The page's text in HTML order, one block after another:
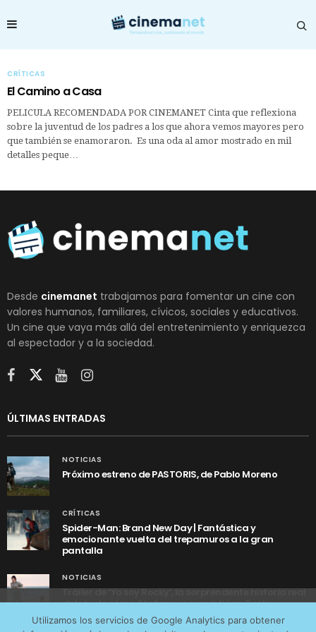
CRÍTICAS
El Camino a Casa
PELICULA RECOMENDADA POR CINEMANET Cinta que reflexiona
sobre la juventud de los padres a los que ahora vemos mayores pero
que también se enamoraron. Es una oda al amor mostrado en mil
detalles peque…
Desde cinemanet trabajamos para fomentar un cine con
valores humanos, familiares, cívicos, sociales y educativos.
Un cine que vaya más allá del entretenimiento y enriquezca
al espectador y a la sociedad.
ÚLTIMAS ENTRADAS
NOTICIAS
Próximo estreno de PASTORIS, de Pablo Moreno
CRÍTICAS
Spider-Man: Brand New Day | Fantástica y
emocionante vuelta del trepamuros a la gran
pantalla
NOTICIAS
Tráiler de ‘Yo soy Rocky’, la sorprendente historia real
detrás de cómo Stallone se convirtió en Rocky
Utilizamos los servicios de Google Analytics para obtener
tráfico web que recibimos y conocer los servicios que